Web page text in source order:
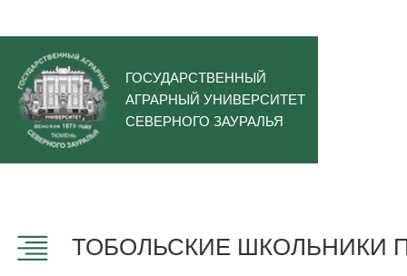
ГОСУДАРСТВЕННЫЙ
АГРАРНЫЙ УНИВЕРСИТЕТ
СЕВЕРНОГО ЗАУРАЛЬЯ
ТОБОЛЬСКИЕ ШКОЛЬНИКИ